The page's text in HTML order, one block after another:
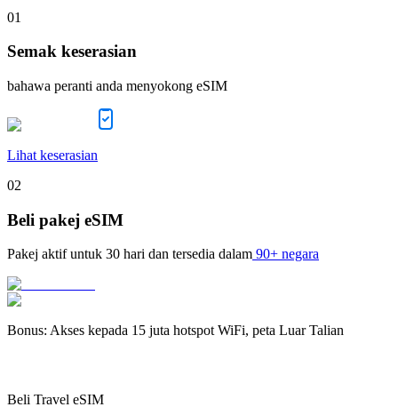
01
Semak keserasian
bahawa peranti anda menyokong eSIM
Lihat keserasian
02
Beli pakej eSIM
Pakej aktif untuk 30 hari dan tersedia dalam 90+ negara
Bonus: Akses kepada 15 juta hotspot WiFi, peta Luar Talian
Beli Travel eSIM